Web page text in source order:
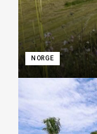
NORGE